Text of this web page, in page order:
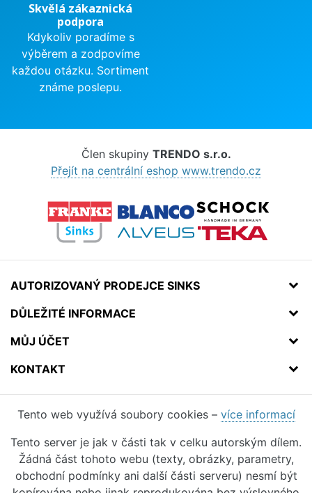
Skvělá zákaznická
podpora
Kdykoliv poradíme s
výběrem a zodpovíme
každou otázku. Sortiment
známe poslepu.
Člen skupiny TRENDO s.r.o.
Přejít na centrální eshop www.trendo.cz
AUTORIZOVANÝ PRODEJCE SINKS
DŮLEŽITÉ INFORMACE
MŮJ ÚČET
KONTAKT
Tento web využívá soubory cookies – více informací
Tento server je jak v části tak v celku autorským dílem.
Žádná část tohoto webu (texty, obrázky, parametry,
obchodní podmínky ani další části serveru) nesmí být